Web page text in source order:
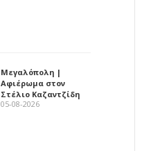
Μεγαλόπολη |
Αφιέρωμα στον
Στέλιο Καζαντζίδη
05-08-2026